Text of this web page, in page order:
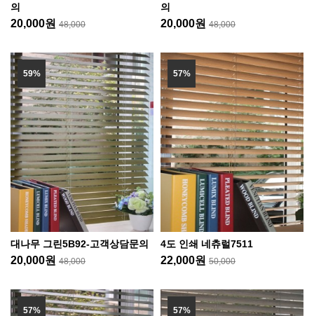
의
20,000원 48,000
의
20,000원 48,000
대나무 그린5B92-고객상담문의
20,000원 48,000
59%
4도 인쇄 네츄럴7511
22,000원 50,000
57%
57% 57%